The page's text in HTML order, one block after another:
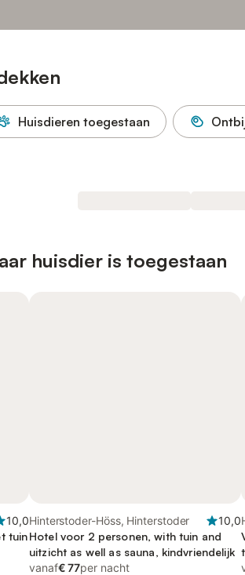
Huisdieren toegestaan
huisdier is toegestaan
10,0
tuin
Hinterstoder-Höss, Hinterstoder
10,0
Hotel voor 2 personen, with tuin and
uitzicht as well as sauna, kindvriendelijk
vanaf€ 77per nacht